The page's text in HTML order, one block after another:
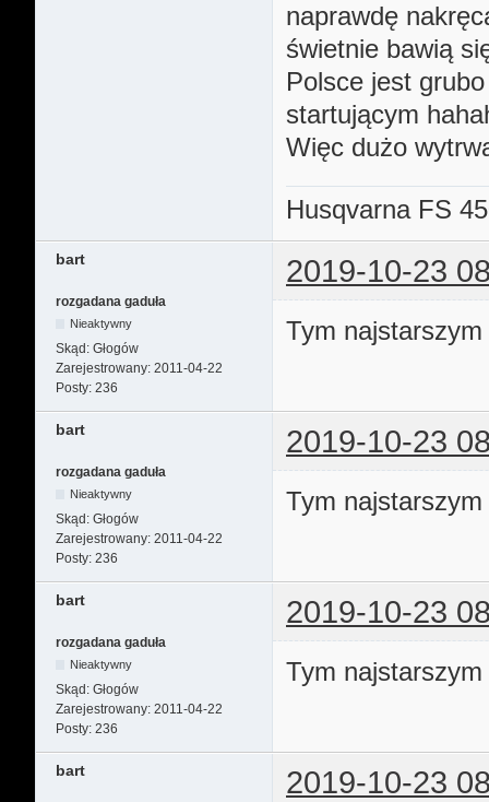
naprawdę
świetnie bawią
Polsce jest
startującym
Więc dużo
Husqvarna FS
bart 2019-10-23
rozgadana gaduła
Nieaktywny
Skąd: Głogów
Zarejestrowany: 2011-04-22
Posty: 236
Tym najstarszym
bart 2019-10-23
rozgadana gaduła
Nieaktywny
Skąd: Głogów
Zarejestrowany: 2011-04-22
Posty: 236
Tym najstarszym
bart 2019-10-23
rozgadana gaduła
Nieaktywny
Skąd: Głogów
Zarejestrowany: 2011-04-22
Posty: 236
Tym najstarszym
bart 2019-10-23